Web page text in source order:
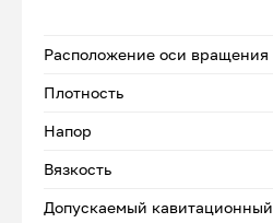
Расположение оси вращения
Плотность
Напор
Вязкость
Допускаемый кавитационный